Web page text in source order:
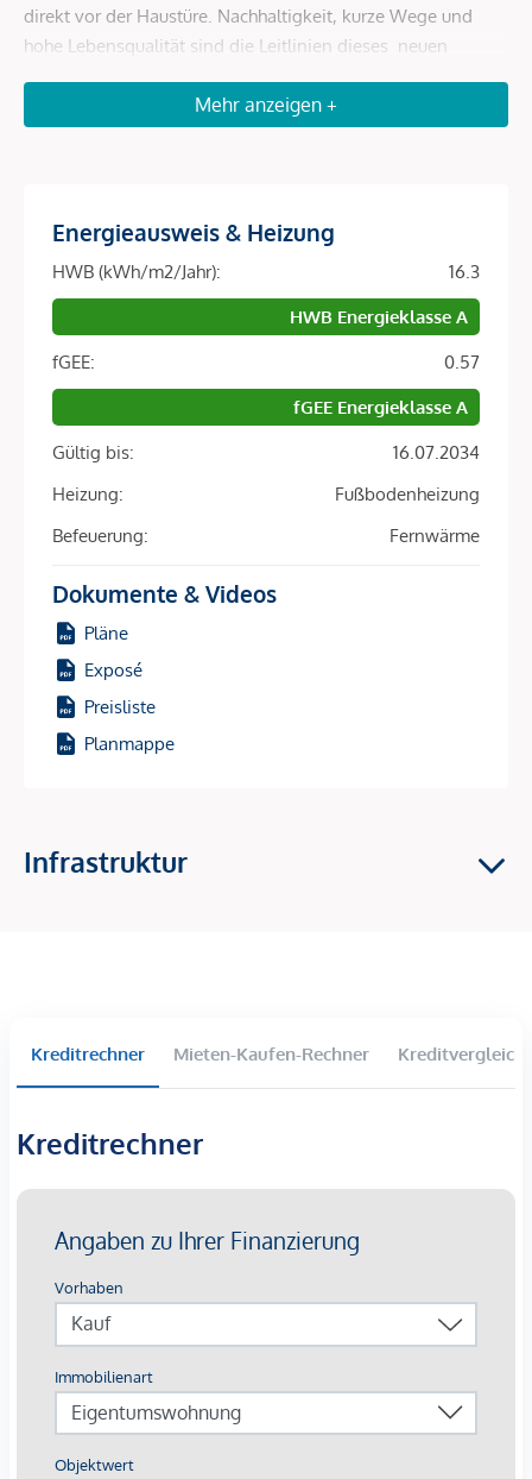
direkt vor der Haustüre. Nachhaltigkeit, kurze Wege und
hohe Lebensqualität sind die Leitlinien dieses neuen
Mit dem Slogan „ urban daheim “ verkörpert Baufeld 13
urbaner Identität und hohem Komfort.
Österreichs und hat bereits einige der prägendsten
Bauprojekte Wiens realisiert – darunter die Sanierung des
TrIIIple Tower am Donaukanal. Auch das VILLAGE IM
DRITTEN reiht sich in diese Reihe innovativer Projekte ein.
Energienetz dafür, dass die einzelnen Gebäude miteinander
verbunden sind und Energieflüsse effizient gesteuert
werden. Auch Baufeld 13 ist Teil dieses innovativen Netzes
– einer der modernsten Formen nachhaltiger
Quartiersversorgung.
Photovoltaikanlagen am Dach erzeugen erneuerbaren
kontinuierliche Frischluftzufuhr sicher.
Fernwärmeanschluss unterstützt die Versorgung in
Bewohner:innen.
ARCHITEKTUR, DIE URBANITÄT LEBT.
gemeinsames Sockelgeschoss verbunden sind:
OPS 12 Stg. 1+2: fünf Obergeschosse
OPS 12 Stg. 3: acht Obergeschosse
Mehr anzeigen +
Energieausweis & Heizung
HWB (kWh/m2/Jahr):
16.3
HWB Energieklasse A
fGEE:
0.57
fGEE Energieklasse A
Gültig bis:
16.07.2034
Heizung:
Fußbodenheizung
Befeuerung:
Fernwärme
Dokumente & Videos
Pläne
Exposé
Preisliste
Planmappe
Infrastruktur
Kreditrechner Mieten-Kaufen-Rechner Kreditvergleich
Kreditrechner